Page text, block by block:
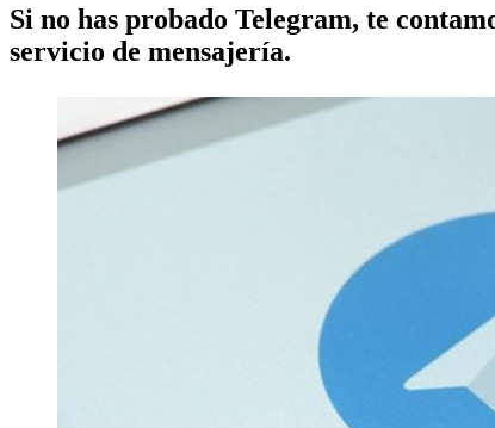
Si no has probado Telegram, te
servicio de mensajería.